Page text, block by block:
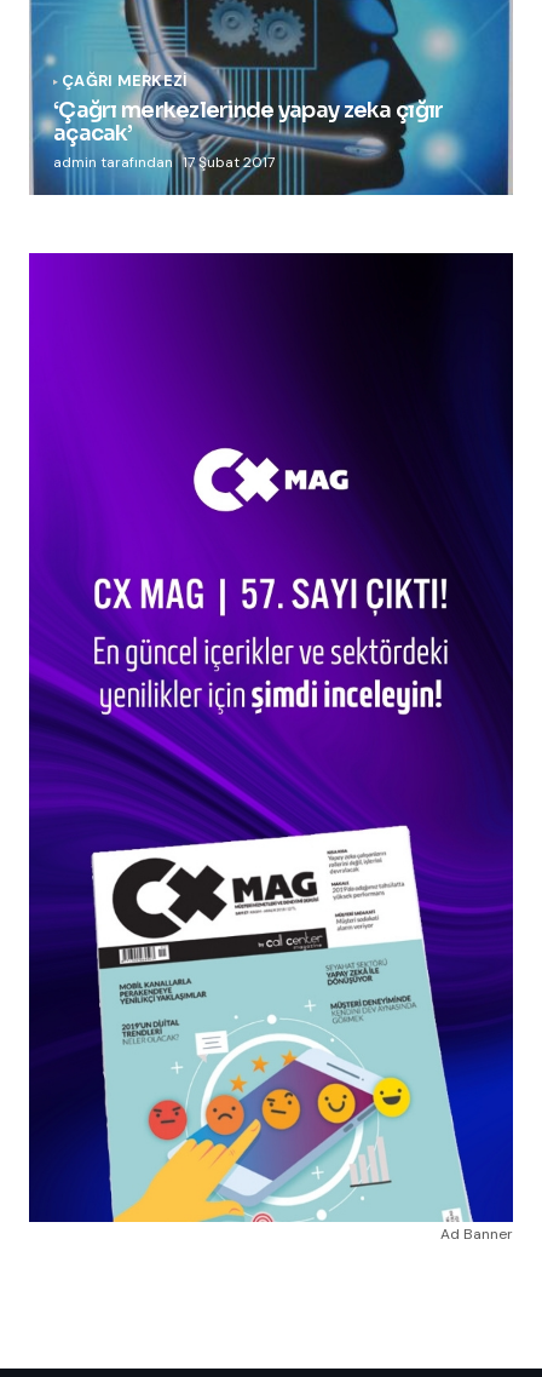
ÇAĞRI MERKEZI
‘Çağrı merkezlerinde yapay zeka çığır
açacak’
admin tarafından 17 Şubat 2017
Ad Banner